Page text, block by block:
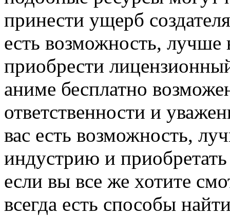
принести ущерб
есть возможность,
приобрести
аниме бесплатно
ответственности и
вас есть возможность,
индустрию и
если вы все же хотите
всегда есть способы